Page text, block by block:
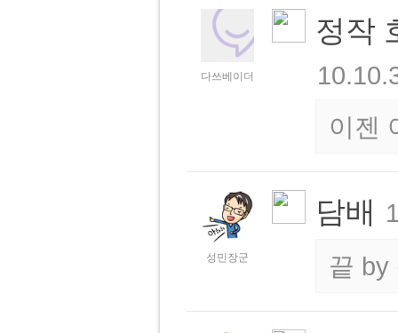
다쓰베이더
정작
이젠
성민장군
담배
끝 by